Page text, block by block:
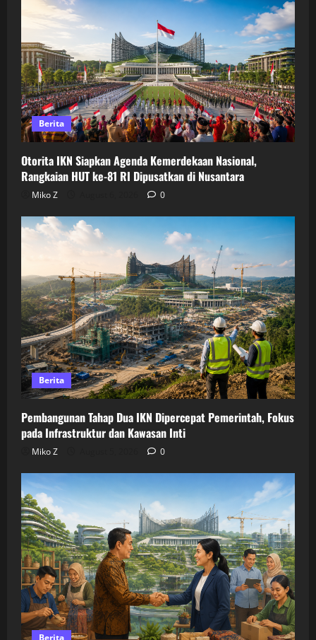
Berita
Otorita IKN Siapkan Agenda Kemerdekaan Nasional,
Rangkaian HUT ke-81 RI Dipusatkan di Nusantara
Miko Z 0
Berita
Pembangunan Tahap Dua IKN Dipercepat Pemerintah, Fokus
pada Infrastruktur dan Kawasan Inti
Miko Z 0